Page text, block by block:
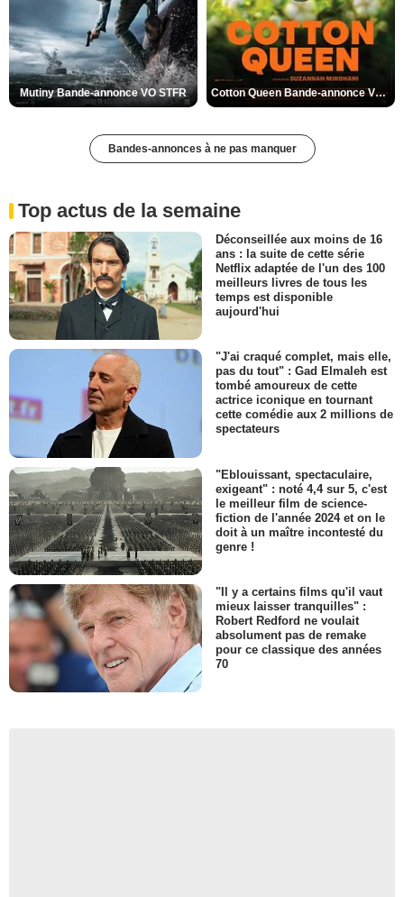
Mutiny Bande-annonce VO STFR Cotton Queen Bande-annonce VO STFR
Bandes-annonces à ne pas manquer
Top actus de la semaine
Déconseillée aux moins de 16
ans : la suite de cette série
Netflix adaptée de l'un des 100
meilleurs livres de tous les
temps est disponible
aujourd'hui
"J'ai craqué complet, mais elle,
pas du tout" : Gad Elmaleh est
tombé amoureux de cette
actrice iconique en tournant
cette comédie aux 2 millions de
spectateurs
"Eblouissant, spectaculaire,
exigeant" : noté 4,4 sur 5, c'est
le meilleur film de science-
fiction de l'année 2024 et on le
doit à un maître incontesté du
genre !
"Il y a certains films qu'il vaut
mieux laisser tranquilles" :
Robert Redford ne voulait
absolument pas de remake
pour ce classique des années
70